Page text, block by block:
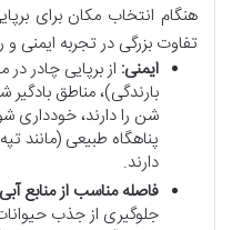
هنگام انتخاب مکان برای
تفاوت بزرگی در تجربه ایمنی و
ایمنی: از برپایی چادر
بارندگی)، مناطق
شن را دارند،
پناهگاه طبیعی
دارند.
فاصله مناسب از منابع
جلوگیری از جذب